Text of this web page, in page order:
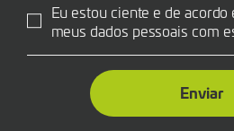
Eu estou ciente e de
meus dados pessoais com
Enviar